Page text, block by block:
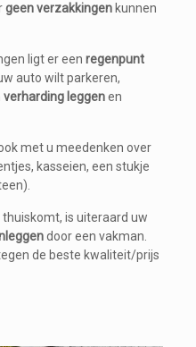
geen verzakkingenkunnen
ligt er een regenpunt
auto wilt parkeren,
verharding leggenen
met u meedenken over
kasseien, een stukje
thuiskomt, is uiteraard uw
door een vakman.
de beste kwaliteit/prijs